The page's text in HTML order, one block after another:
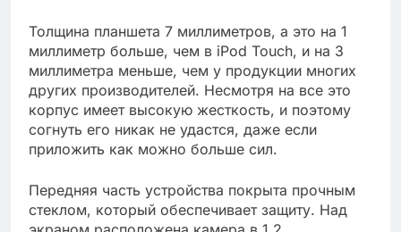
Толщина планшета 7 миллиметров, а это на 1
миллиметр больше, чем в iPod Touch, и на 3
миллиметра меньше, чем у продукции многих
других производителей. Несмотря на все это
корпус имеет высокую жесткость, и поэтому
согнуть его никак не удастся, даже если
приложить как можно больше сил.
Передняя часть устройства покрыта прочным
стеклом, который обеспечивает защиту. Над